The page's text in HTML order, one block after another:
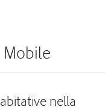
Mobile
nella